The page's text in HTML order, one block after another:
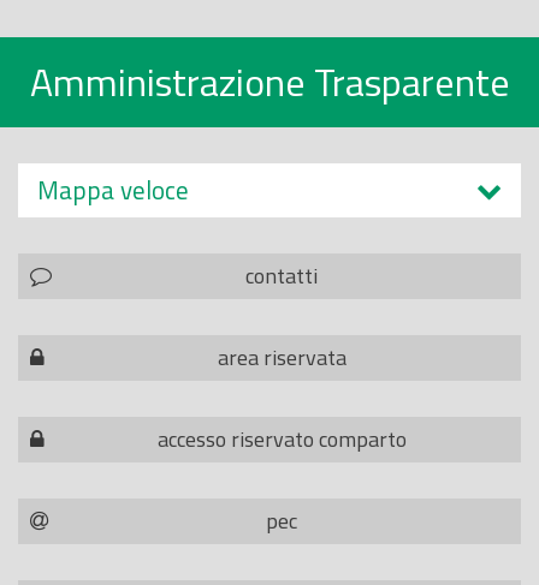
Amministrazione Trasparente
Mappa veloce
contatti
area riservata
accesso riservato comparto
pec